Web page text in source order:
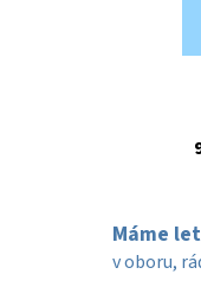
Máme
v oboru,